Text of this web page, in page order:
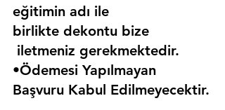
eğitimin adı ile
birlikte dekontu bize
iletmeniz gerekmektedir.
•Ödemesi Yapılmayan
Başvuru Kabul Edilmeyecektir.